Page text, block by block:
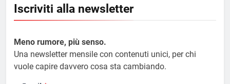
Iscriviti alla newsletter
Meno rumore, più senso.
Una newsletter mensile con contenuti unici, per chi
vuole capire davvero cosa sta cambiando.